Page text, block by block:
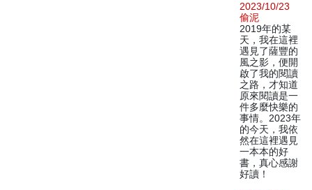
2023/10/23
偷泥
2019年的某
天，我在這裡
遇見了薩豐的
風之影，便開
啟了我的閱讀
之路，才知道
原來閱讀是一
件多麼快樂的
事情。2023年
的今天，我依
然在這裡遇見
一本本的好
書，真心感謝
好讀！